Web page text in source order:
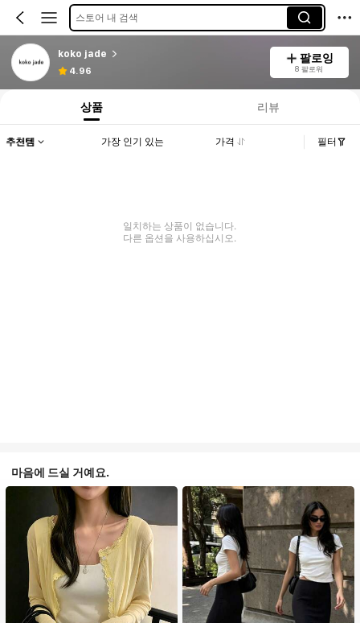
스토어 내 검색
koko jade
4.96
팔로잉
8 팔로워
상품 리뷰
추천템 가장 인기 있는 가격 필터
일치하는 상품이 없습니다.
다른 옵션을 사용하십시오.
마음에 드실 거예요.